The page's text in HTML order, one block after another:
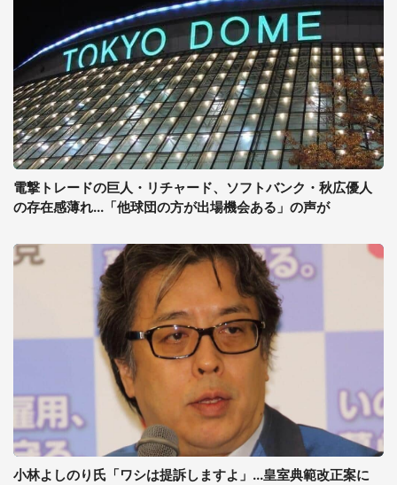
電撃トレードの巨人・リチャード、ソフトバンク・秋広優人
の存在感薄れ...「他球団の方が出場機会ある」の声が
小林よしのり氏「ワシは提訴しますよ」...皇室典範改正案に